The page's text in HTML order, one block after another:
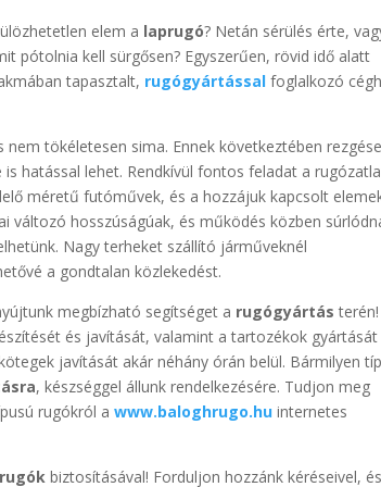
elem a laprugó? Netán sérülés érte,
pótolnia kell sürgősen? Egyszerűen, rövid idő alatt
tapasztalt, rugógyártássalfoglalkozó
tökéletesen sima. Ennek következtében
hatással lehet. Rendkívül fontos feladat a
méretű futóművek, és a hozzájuk kapcsolt
változó hosszúságúak, és működés közben
Nagy terheket szállító járműveknél
a gondtalan közlekedést.
megbízható segítséget a rugógyártás terén!
és javítását, valamint a tartozékok gyártását
javítását akár néhány órán belül. Bármilyen
, készséggel állunk rendelkezésére. Tudjon meg
rugókról awww.baloghrugo.huinternetes
biztosításával! Forduljon hozzánk kéréseivel, és